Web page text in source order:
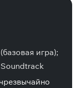
игра);